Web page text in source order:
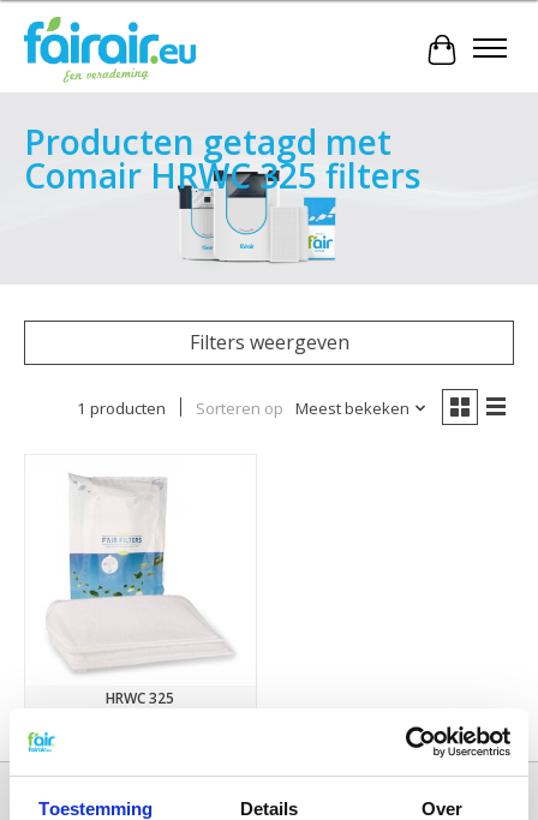
Toestemming Details Over
Producten getagd met
Comair HRWC 325 filters
Filters weergeven
1 producten Sorteren op Meest bekeken
HRWC 325